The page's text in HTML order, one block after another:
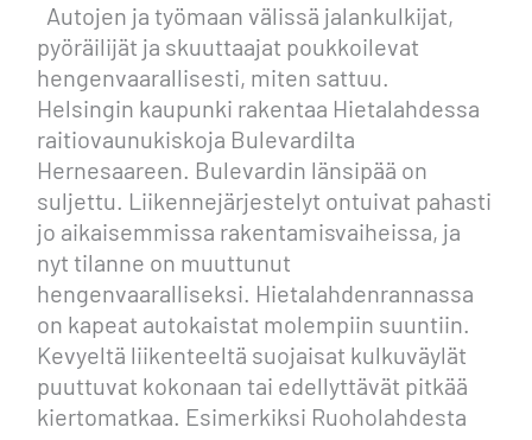
Autojen ja työmaan välissä jalankulkijat,
pyöräilijät ja skuuttaajat poukkoilevat
hengenvaarallisesti, miten sattuu.
Helsingin kaupunki rakentaa Hietalahdessa
raitiovaunukiskoja Bulevardilta
Hernesaareen. Bulevardin länsipää on
suljettu. Liikennejärjestelyt ontuivat pahasti
jo aikaisemmissa rakentamisvaiheissa, ja
nyt tilanne on muuttunut
hengenvaaralliseksi. Hietalahdenrannassa
on kapeat autokaistat molempiin suuntiin.
Kevyeltä liikenteeltä suojaisat kulkuväylät
puuttuvat kokonaan tai edellyttävät pitkää
kiertomatkaa. Esimerkiksi Ruoholahdesta